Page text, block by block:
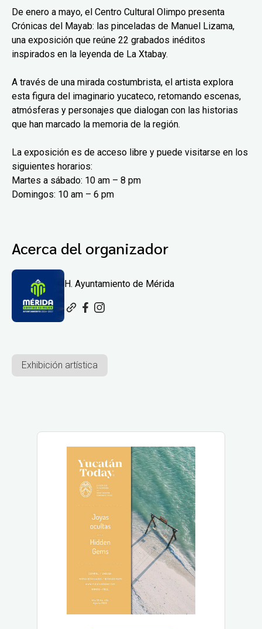
De enero a mayo, el Centro Cultural Olimpo presenta
Crónicas del Mayab: las pinceladas de Manuel Lizama,
una exposición que reúne 22 grabados inéditos
inspirados en la leyenda de La Xtabay.
A través de una mirada costumbrista, el artista explora
esta figura del imaginario yucateco, retomando escenas,
atmósferas y personajes que dialogan con las historias
que han marcado la memoria de la región.
La exposición es de acceso libre y puede visitarse en los
siguientes horarios:
Martes a sábado: 10 am – 8 pm
Domingos: 10 am – 6 pm
Acerca del organizador
H. Ayuntamiento de Mérida
Exhibición artística